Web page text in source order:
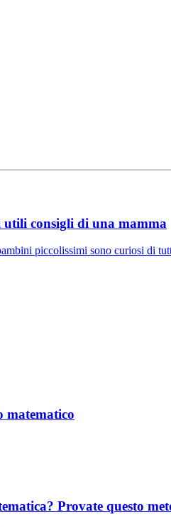
utili consigli di una mamma
piccolissimi sono curiosi di
matematico
Provate questo